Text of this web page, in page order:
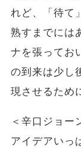
れど、「待て
熟すまでには
ナを張ってお
の到来は少し
現させるため
＜辛口ジョー
アイデアいっ